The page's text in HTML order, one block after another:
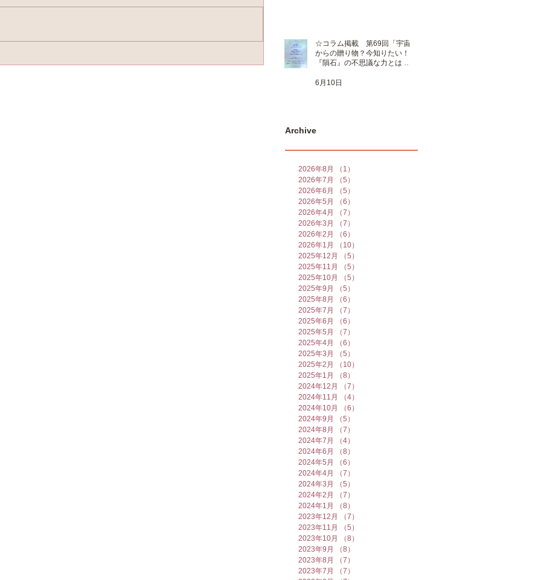
☆コラム掲載 第69回「宇宙
からの贈り物？今知りたい！
『隕石』の不思議な力とは 」
6月10日
Archive
2026年8月 （1）
2026年7月
（5）
2026年6月
（5）
2026年5月
（6）
2026年4月
（7）
2026年3月
（7）
2026年2月
（6）
2026年1月
（10）
2025年12月
（5）
2025年11月
（5）
2025年10月
（5）
2025年9月
（5）
2025年8月
（6）
2025年7月
（7）
2025年6月
（6）
2025年5月
（7）
2025年4月
（6）
2025年3月
（5）
2025年2月
（10）
2025年1月
（8）
2024年12月
（7）
2024年11月
（4）
2024年10月
（6）
2024年9月
（5）
2024年8月
（7）
2024年7月
（4）
2024年6月
（8）
2024年5月
（6）
2024年4月
（7）
2024年3月
（5）
2024年2月
（7）
2024年1月
（8）
2023年12月
（7）
2023年11月
（5）
2023年10月
（8）
2023年9月
（8）
2023年8月
（7）
2023年7月
（7）